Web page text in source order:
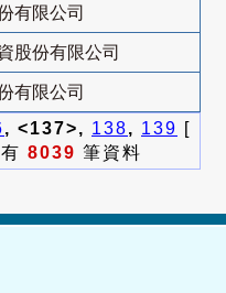
有限公司
股份有限公司
有限公司
, <137>, 138, 139 [
8039 筆資料